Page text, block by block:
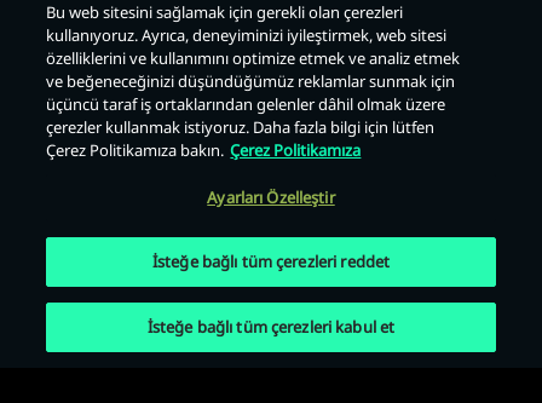
Geri
Bu web sitesini sağlamak için gerekli olan çerezleri
kullanıyoruz. Ayrıca, deneyiminizi iyileştirmek, web sitesi
özelliklerini ve kullanımını optimize etmek ve analiz etmek
ve beğeneceğinizi düşündüğümüz reklamlar sunmak için
üçüncü taraf iş ortaklarından gelenler dâhil olmak üzere
çerezler kullanmak istiyoruz. Daha fazla bilgi için lütfen
Çerez Politikamıza bakın. Çerez Politikamıza
Ayarları Özelleştir
İsteğe bağlı tüm çerezleri reddet
İsteğe bağlı tüm çerezleri kabul et